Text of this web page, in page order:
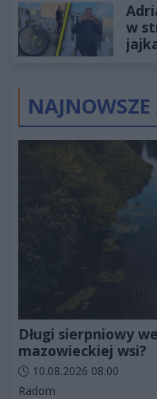
w
Długi sierpniowy
mazowieckiej wsi?
Data dodania artykułu:
10.08.2026 08:00
Kategorie artykułu:
Radom